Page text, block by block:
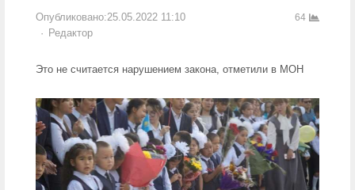
Опубликовано:25.05.2022 11:10
Author
Редактор
64
Это не считается нарушением закона, отметили в МОН